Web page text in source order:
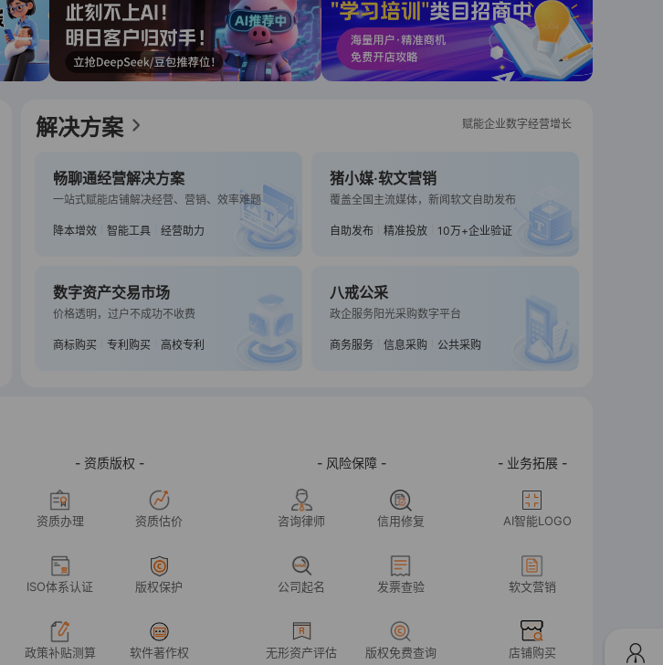
TOP13
微信小程序开发电商城分销家
评价：69 销量：300+
达 完 原 源
TOP14
微信小程序定制开发AI商城
评价： 15 销量： 400+
TOP15
软件开发微信抖音小程序
APPH5成品程序开发软件
评价：100+ 销量：
解决方案 赋能企业数字经营增长
畅聊通经营解决方案
一站式赋能店铺解决经营、营销、效率难题
降本增效 智能工具 经营助力
猪小媒·软文营销
覆盖全国主流媒体，新闻软文自助发布
自助发布 精准投放 10万+企业验证
数字资产交易市场
价格透明，过户不成功不收费
商标购买 专利购买 高校专利
八戒公采
政企服务阳光采购数字平台
商务服务 信息采购 公共采购
- 资质版权 -
资质办理 资质估价
ISO体系认证 版权保护
政策补贴测算 软件著作权
- 风险保障 -
咨询律师 信用修复
公司起名 发票查验
无形资产评估 版权免费查询
- 业务拓展 -
AI智能LOGO
软文营销
店铺购买